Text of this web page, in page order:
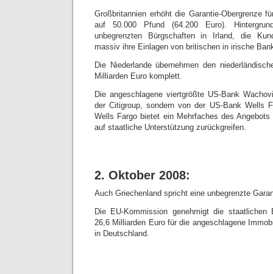
Großbritannien erhöht die Garantie-Obergrenze
auf 50.000 Pfund (64.200 Euro).
unbegrenzten Bürgschaften in Irland, die
massiv ihre Einlagen von britischen in irische
Die Niederlande übernehmen den
Milliarden Euro komplett.
Die angeschlagene viertgrößte US-Bank
der Citigroup, sondern von der US-Bank Wells
Wells Fargo bietet ein Mehrfaches des
auf staatliche Unterstützung zurückgreifen.
2. Oktober 2008:
Auch Griechenland spricht eine unbegrenzte
Die EU-Kommission genehmigt die staatlichen
26,6 Milliarden Euro für die angeschlagene
in Deutschland.